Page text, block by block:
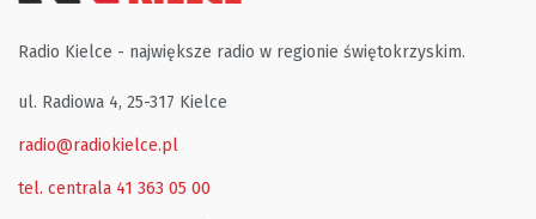
Radio Kielce - największe radio w regionie świętokrzyskim.
ul. Radiowa 4, 25-317 Kielce
radio@radiokielce.pl
tel. centrala 41 363 05 00